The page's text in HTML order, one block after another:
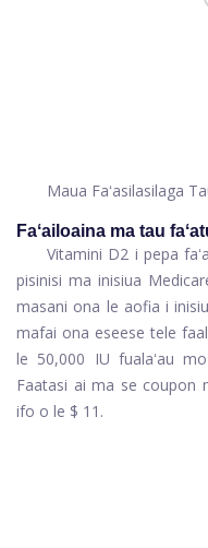
Maua Faʻasilasilaga
Faʻailoaina ma tau
Vitamini D2 i pepa
pisinisi ma inisiua
masani ona le aofia i
mafai ona eseese tele
le 50,000 IU fualaʻau
Faatasi ai ma se coupon
ifo o le $ 11.